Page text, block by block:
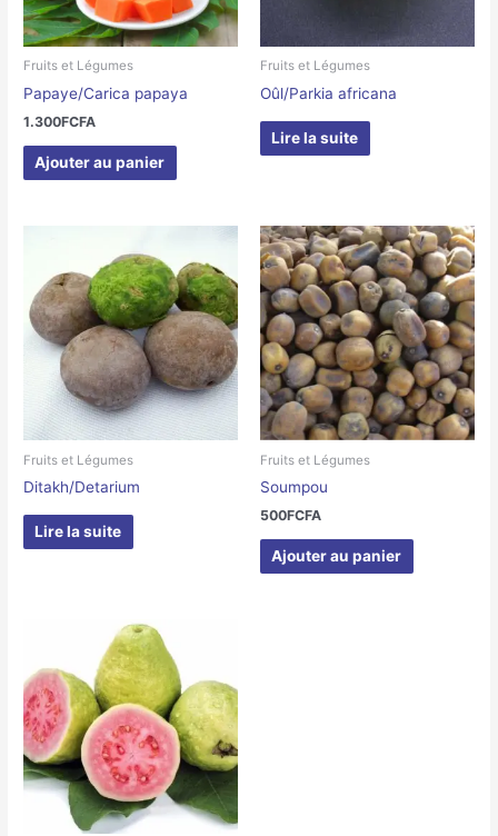
Fruits et Légumes
Papaye/Carica papaya
1.300FCFA
Ajouter au panier
Fruits et Légumes
Oûl/Parkia africana
Lire la suite
Fruits et Légumes
Ditakh/Detarium
Lire la suite
Fruits et Légumes
Soumpou
500FCFA
Ajouter au panier